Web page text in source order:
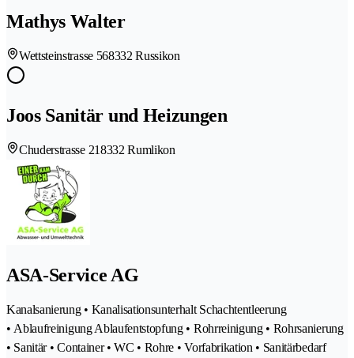
Mathys Walter
Wettsteinstrasse 568332 Russikon
Joos Sanitär und Heizungen
Chuderstrasse 218332 Rumlikon
ASA-Service AG
Kanalsanierung • Kanalisationsunterhalt Schachtentleerung
• Ablaufreinigung Ablaufentstopfung • Rohrreinigung • Rohrsanierung
• Sanitär • Container • WC • Rohre • Vorfabrikation • Sanitärbedarf